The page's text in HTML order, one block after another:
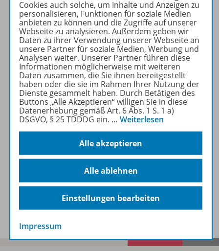
einfach zu gestalten. Jede
Woche drei bis vier
Neuerscheinungen mit
großem Online Archiv.
Mehr erfahren
Informationen
Spar-Pakete
Cookies auch solche, um Inhalte und Anzeigen zu
personalisieren, Funktionen für soziale Medien
anbieten zu können und die Zugriffe auf unserer
Webseite zu analysieren. Außerdem geben wir
Daten zu ihrer Verwendung unserer Webseite an
unsere Partner für soziale Medien, Werbung und
Analysen weiter. Unserer Partner führen diese
Informationen möglicherweise mit weiteren
Daten zusammen, die Sie ihnen bereitgestellt
haben oder die sie im Rahmen Ihrer Nutzung der
Dienste gesammelt haben. Durch Betätigen des
Buttons „Alle Akzeptieren“ willigen Sie in diese
Datenerhebung gemäß Art. 6 Abs. 1 S. 1 a)
DSGVO, § 25 TDDDG ein. … Weiterlesen
Alle akzeptieren
Alle ablehnen
Einstellungen bearbeiten
Impressum